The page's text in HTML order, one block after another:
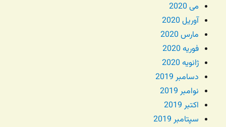
می 2020
آوریل 2020
مارس 2020
فوریه 2020
ژانویه 2020
دسامبر 2019
نوامبر 2019
اکتبر 2019
سپتامبر 2019